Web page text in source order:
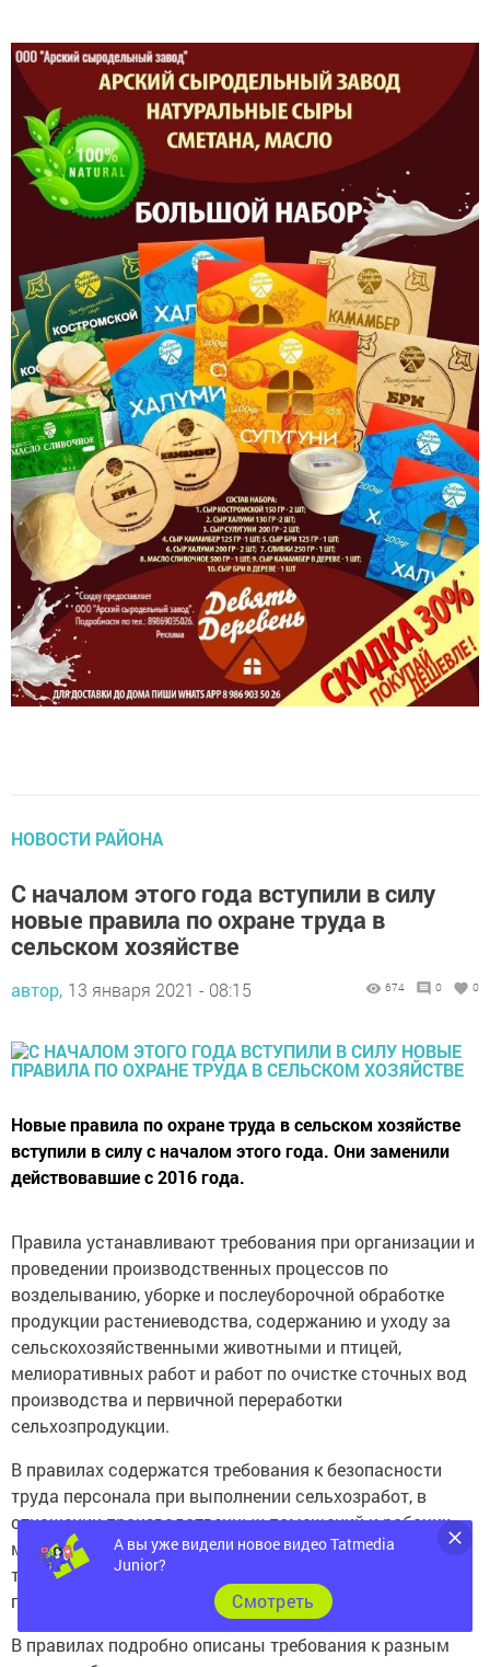
новые правила по охране труда в
сельском хозяйстве
вступили в силу с началом этого года. Они заменили
действовавшие с 2016 года.
проведении производственных процессов по
возделыванию, уборке и послеуборочной обработке
продукции растениеводства, содержанию и уходу за
сельскохозяйственными животными и птицей,
мелиоративных работ и работ по очистке сточных вод
производства и первичной переработки
сельхозпродукции.
труда персонала при выполнении сельхозработ, в
отношении производственных помещений и рабочих
мест, технологических процессов в АПК, а также
требования при перевозке сырья, материалов, готовых
продуктов и отходов.
В правилах подробно описаны требования к разным
видам работ и содержатся четкие инструкции, как
А вы уже видели новое видео Tatmedia
Junior?
Cмотреть